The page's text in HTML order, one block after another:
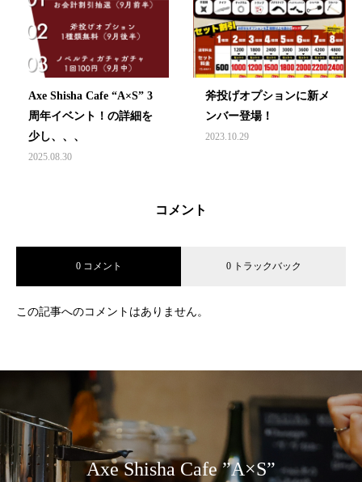
Axe Shisha Cafe “A×S” 3
周年イベント！の詳細を
少し、、、
2025.08.30
斧投げオプションに新メ
ンバー登場！
2023.10.29
コメント
0 コメント 0 トラックバック
この記事へのコメントはありません。
Axe Shisha Cafe ”A×S”